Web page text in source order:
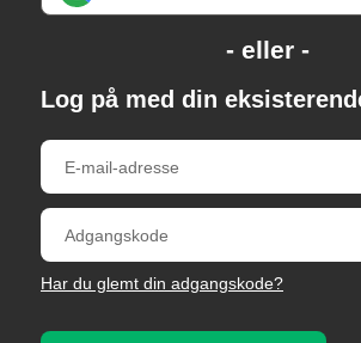
Log på med din
Har du glemt din adgangskode?